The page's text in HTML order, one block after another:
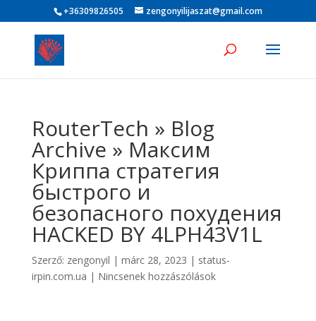
+36309826505 zengonyilijaszat@gmail.com
RouterTech » Blog
Archive » Максим
Криппа стратегия
быстрого и
безопасного похудения
HACKED BY 4LPH43V1L
Szerző: zengonyil | márc 28, 2023 | status-
irpin.com.ua | Nincsenek hozzászólások